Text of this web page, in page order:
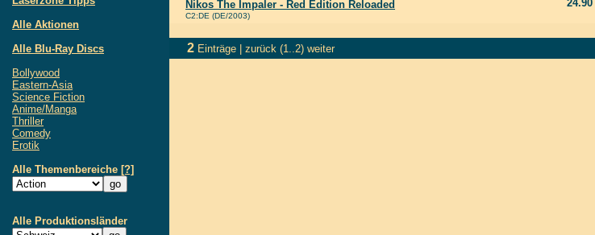
Alle Aktionen
Alle Blu-Ray Discs
Bollywood
Eastern-Asia
Science Fiction
Anime/Manga
Thriller
Comedy
Erotik
Alle Themenbereiche [?]
Alle Produktionsländer
Nikos The Impaler - Red Edition Reloaded
C2:DE (DE/2003)
24.90
2 Einträge | zurück (1..2) weiter